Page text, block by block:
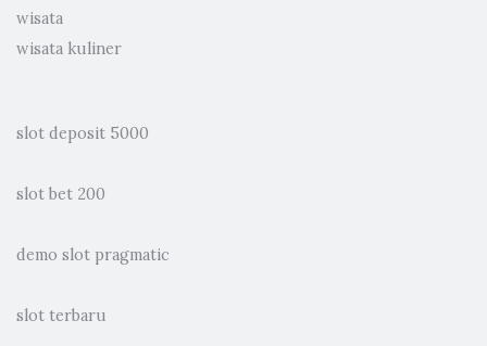
wisata
wisata kuliner
slot deposit 5000
slot bet 200
demo slot pragmatic
slot terbaru